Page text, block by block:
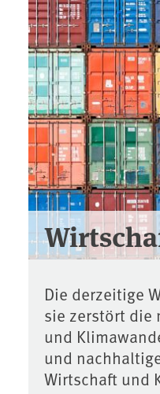
Die derzeitige
sie zerstört die
und
und
Wirtschaft und